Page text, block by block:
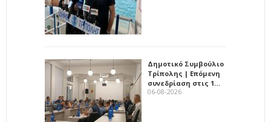
Δημοτικό Συμβούλιο
Τρίπολης | Επόμενη
συνεδρίαση στις 1…
06-08-2026